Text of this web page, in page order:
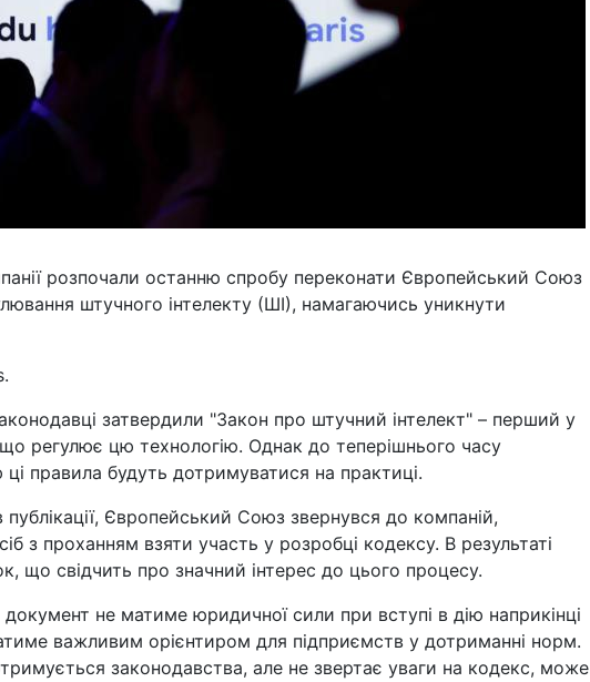
розпочали останню спробу переконати Європейський Союз
штучного інтелекту (ШІ), намагаючись уникнути
затвердили "Закон про штучний інтелект" – перший у
регулює цю технологію. Однак до теперішнього часу
правила будуть дотримуватися на практиці.
Європейський Союз звернувся до компаній,
з проханням взяти участь у розробці кодексу. В результаті
що свідчить про значний інтерес до цього процесу.
не матиме юридичної сили при вступі в дію наприкінці
важливим орієнтиром для підприємств у дотриманні норм.
законодавства, але не звертає уваги на кодекс, може